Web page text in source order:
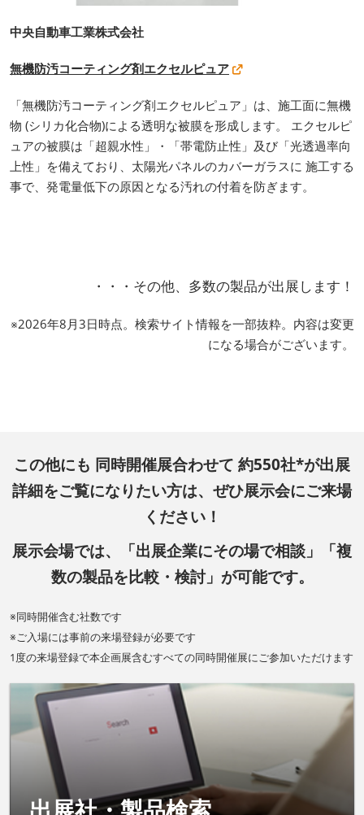
中央自動車工業株式会社
無機防汚コーティング剤エクセルピュア
「無機防汚コーティング剤エクセルピュア」は、施工面に無機
物 (シリカ化合物)による透明な被膜を形成します。 エクセルピ
ュアの被膜は「超親水性」・「帯電防止性」及び「光透過率向
上性」を備えており、太陽光パネルのカバーガラスに 施工する
事で、発電量低下の原因となる汚れの付着を防ぎます。
・・・その他、多数の製品が出展します！
※2026年8月3日時点。検索サイト情報を一部抜粋。内容は変更
になる場合がございます。
この他にも 同時開催展合わせて 約550社*が出展
詳細をご覧になりたい方は、ぜひ展示会にご来場
ください！
展示会場では、「出展企業にその場で相談」「複
数の製品を比較・検討」が可能です。
※同時開催含む社数です
※ご入場には事前の来場登録が必要です
1度の来場登録で本企画展含むすべての同時開催展にご参加いただけます